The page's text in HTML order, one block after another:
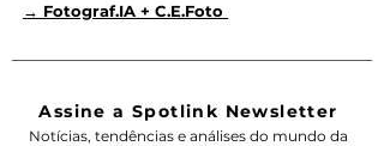
→ Fotograf.IA + C.E.Foto
Assine a Spotlink Newsletter
Notícias, tendências e análises do mundo da